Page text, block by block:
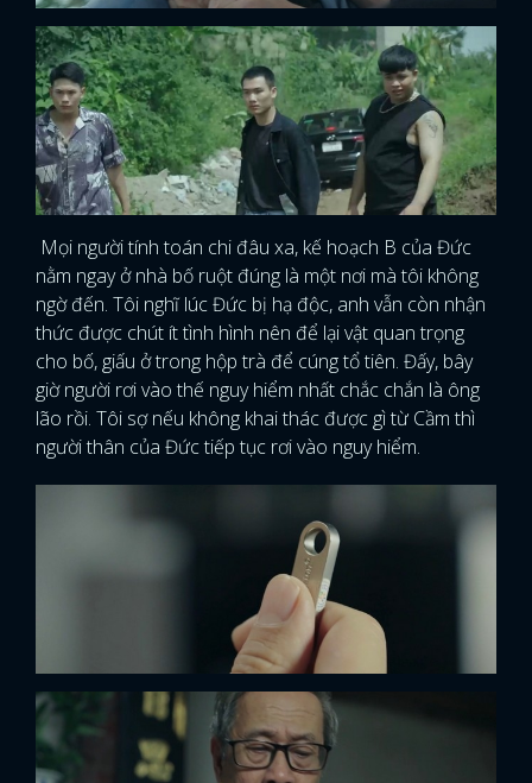
Mọi người tính toán chi đâu xa, kế hoạch B của Đức
nằm ngay ở nhà bố ruột đúng là một nơi mà tôi không
ngờ đến. Tôi nghĩ lúc Đức bị hạ độc, anh vẫn còn nhận
thức được chút ít tình hình nên để lại vật quan trọng
cho bố, giấu ở trong hộp trà để cúng tổ tiên. Đấy, bây
giờ người rơi vào thế nguy hiểm nhất chắc chắn là ông
lão rồi. Tôi sợ nếu không khai thác được gì từ Cầm thì
người thân của Đức tiếp tục rơi vào nguy hiểm.